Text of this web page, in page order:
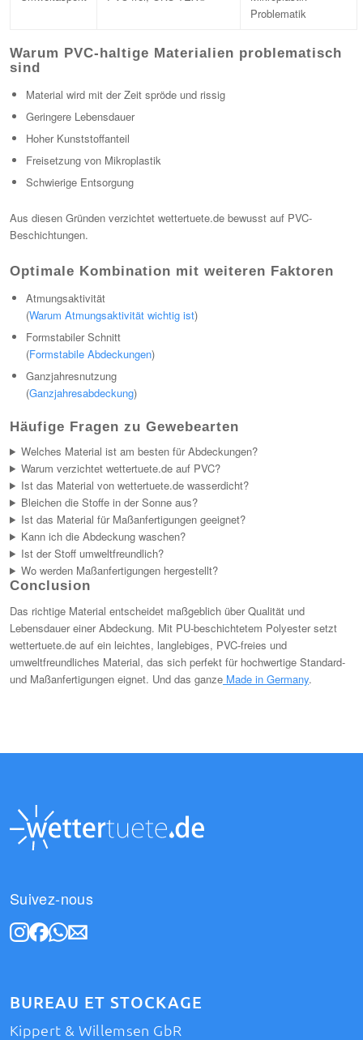
Problematik
Warum PVC-haltige Materialien problematisch
sind
Material wird mit der Zeit spröde und rissig
Geringere Lebensdauer
Hoher Kunststoffanteil
Freisetzung von Mikroplastik
Schwierige Entsorgung
Aus diesen Gründen verzichtet wettertuete.de bewusst auf PVC-
Beschichtungen.
Optimale Kombination mit weiteren Faktoren
Atmungsaktivität
(Warum Atmungsaktivität wichtig ist)
Formstabiler Schnitt
(Formstabile Abdeckungen)
Ganzjahresnutzung
(Ganzjahresabdeckung)
Häufige Fragen zu Gewebearten
Welches Material ist am besten für Abdeckungen?
Warum verzichtet wettertuete.de auf PVC?
Ist das Material von wettertuete.de wasserdicht?
Bleichen die Stoffe in der Sonne aus?
Ist das Material für Maßanfertigungen geeignet?
Kann ich die Abdeckung waschen?
Ist der Stoff umweltfreundlich?
Wo werden Maßanfertigungen hergestellt?
Conclusion
Das richtige Material entscheidet maßgeblich über Qualität und
Lebensdauer einer Abdeckung. Mit PU-beschichtetem Polyester setzt
wettertuete.de auf ein leichtes, langlebiges, PVC-freies und
umweltfreundliches Material, das sich perfekt für hochwertige Standard-
und Maßanfertigungen eignet. Und das ganze Made in Germany.
Suivez-nous
BUREAU ET STOCKAGE
Kippert & Willemsen GbR